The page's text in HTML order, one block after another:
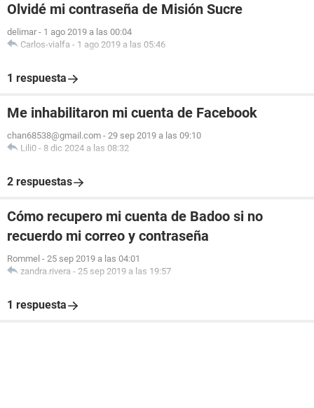
Olvidé mi contraseña de Misión Sucre
delimar - 1 ago 2019 a las 00:04
Carlos-vialfa - 1 ago 2019 a las 05:46
1 respuesta
Me inhabilitaron mi cuenta de Facebook
chan68538@gmail.com - 29 sep 2019 a las 09:10
Lili0 - 8 dic 2024 a las 08:32
2 respuestas
Cómo recupero mi cuenta de Badoo si no
recuerdo mi correo y contraseña
Rommel - 25 sep 2019 a las 04:01
zandra.rivera - 25 sep 2019 a las 19:57
1 respuesta